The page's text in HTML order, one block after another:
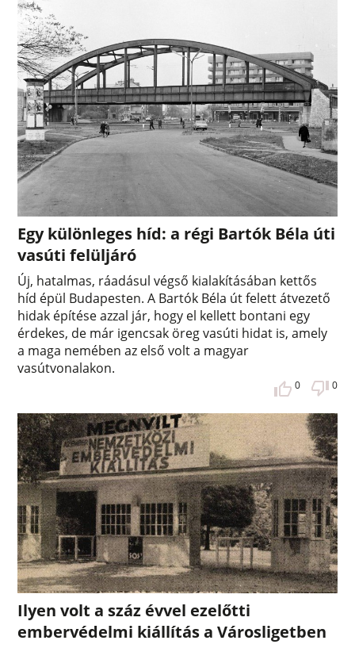
Egy különleges híd: a régi Bartók Béla úti
vasúti felüljáró
Új, hatalmas, ráadásul végső kialakításában kettős
híd épül Budapesten. A Bartók Béla út felett átvezető
hidak építése azzal jár, hogy el kellett bontani egy
érdekes, de már igencsak öreg vasúti hidat is, amely
a maga nemében az első volt a magyar
vasútvonalakon.
0 0
Ilyen volt a száz évvel ezelőtti
embervédelmi kiállítás a Városligetben